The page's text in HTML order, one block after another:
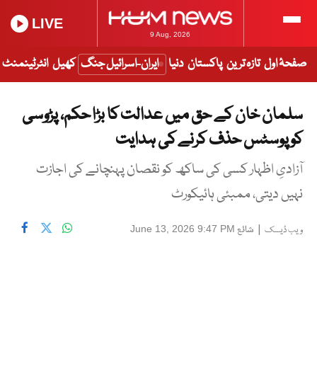
9 Aug, 2026
LIVE
صفحۂ اول تازہ ترین پاکستان دنیا ایران-اسرائیل جنگ کھیل انٹرٹینمنٹ
سلمان خان کے حق میں عدالت کا بڑا حکم، پڑوسی
کو پوسٹس حذف کرنے کی ہدایت
آزادیِ اظہار کسی کی ساکھ کو نقصان پہنچانے کی اجازت
نہیں دیتی، ممبئی ہائیکورٹ
ویب ڈیسک | شائع June 13, 2026 9:47 PM